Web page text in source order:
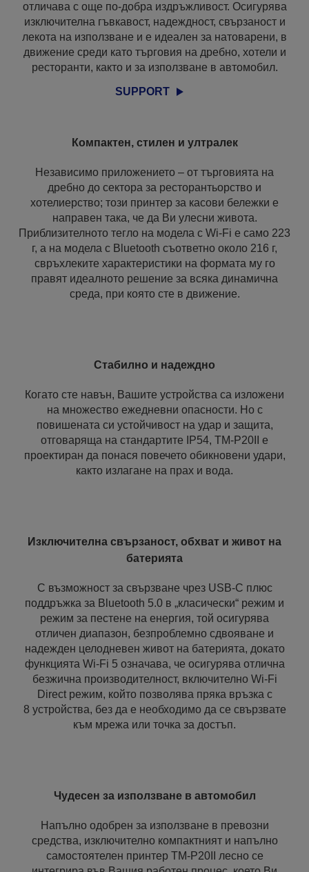
отличава с още по-добра издръжливост. Осигурява
изключителна гъвкавост, надеждност, свързаност и
лекота на използване и е идеален за натоварени, в
движение среди като търговия на дребно, хотели и
ресторанти, както и за използване в автомобил.
SUPPORT
Компактен, стилен и ултралек
Независимо приложението – от търговията на
дребно до сектора за ресторантьорство и
хотелиерство; този принтер за касови бележки е
направен така, че да Ви улесни живота.
Приблизителното тегло на модела с Wi-Fi е само 223
г, а на модела с Bluetooth съответно около 216 г,
свръхлеките характеристики на формата му го
правят идеалното решение за всяка динамична
среда, при която сте в движение.
Стабилно и надеждно
Когато сте навън, Вашите устройства са изложени
на множество ежедневни опасности. Но с
повишената си устойчивост на удар и защита,
отговаряща на стандартите IP54, TM-P20II е
проектиран да понася повечето обикновени удари,
както излагане на прах и вода.
Изключителна свързаност, обхват и живот на
батерията
С възможност за свързване чрез USB-C плюс
поддръжка за Bluetooth 5.0 в „класически“ режим и
режим за пестене на енергия, той осигурява
отличен диапазон, безпроблемно сдвояване и
надежден целодневен живот на батерията, докато
функцията Wi‑Fi 5 означава, че осигурява отлична
безжична производителност, включително Wi-Fi
Direct режим, който позволява пряка връзка с
8 устройства, без да е необходимо да се свързвате
към мрежа или точка за достъп.
Чудесен за използване в автомобил
Напълно одобрен за използване в превозни
средства, изключително компактният и напълно
самостоятелен принтер TM‑P20II лесно се